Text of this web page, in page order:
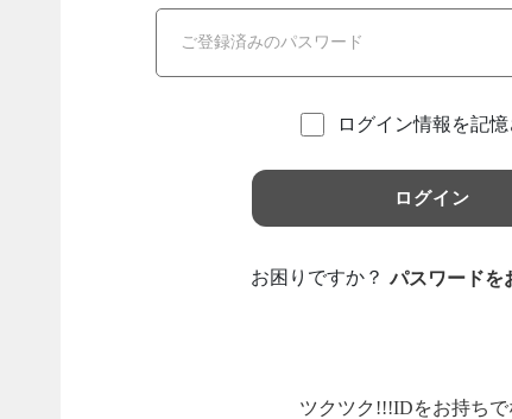
ログイン情報を記憶
ログイン
お困りですか？ パスワードを
ツクツク!!!IDをお持ち